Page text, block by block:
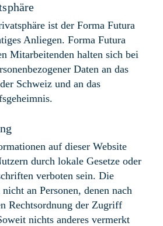
ist der Forma Futura
Anliegen. Forma Futura
Mitarbeitenden halten sich bei
Daten an das
Schweiz und an das
auf dieser Website
durch lokale Gesetze oder
verboten sein. Die
an Personen, denen nach
Rechtsordnung der Zugriff
nichts anderes vermerkt